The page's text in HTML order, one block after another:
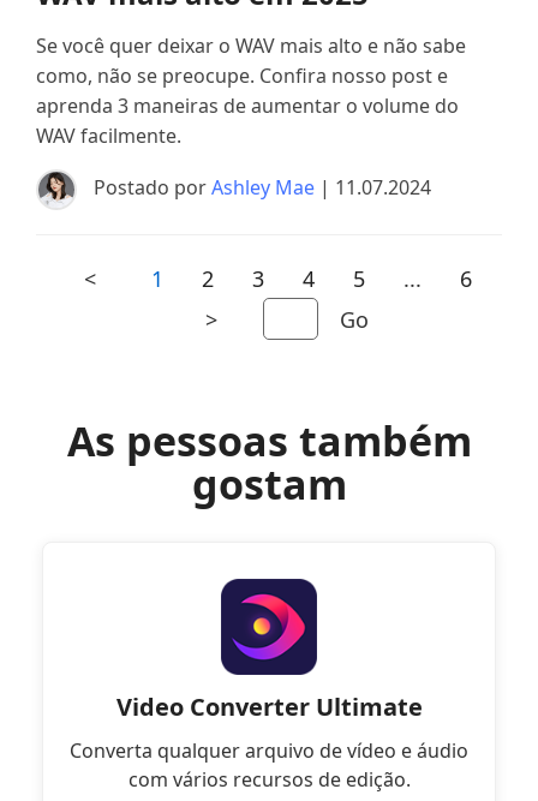
Se você quer deixar o WAV mais alto e não sabe
como, não se preocupe. Confira nosso post e
aprenda 3 maneiras de aumentar o volume do
WAV facilmente.
Postado porAshley Mae | 11.07.2024
< 1 2 3 4 5 ...
6
>
Go
As pessoas também
gostam
Video Converter Ultimate
Converta qualquer arquivo de vídeo e áudio
com vários recursos de edição.